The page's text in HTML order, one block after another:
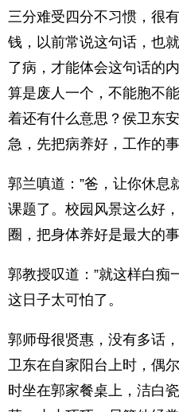
三分难受四分不习惯，很
钱，以前常说这句话，也
了病，才能体会这句话的
算是废人一个，不能胞不
着还有什么意思？侯卫东
急，先把病养好，工作的事
郭兰嗔道：”爸，让你休息
课题了。校园风景这么好
圈，把身体养好是最大的事
郭教授叹道：”就这样白痴
这日子太可怕了。
郭师母很贤惠，没有多话
卫东在自家阳台上时，偶
时坐在郭家餐桌上，洁白